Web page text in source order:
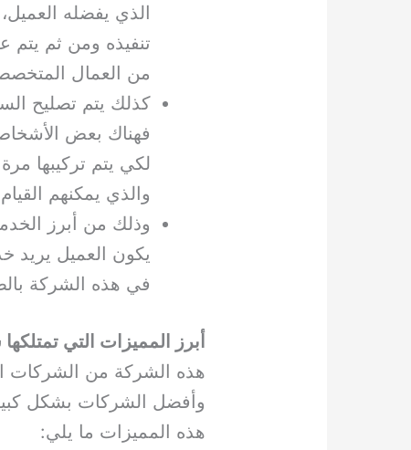
الذي يفضله
تنفيذه ومن ثم
من العمال
كذلك يتم تصليح
فهناك بعض
لكي يتم تركيبها
والذي يمكنهم
وذلك من أبرز
يكون العميل يريد
في هذه الشركة
أبرز المميزات التي
هذه الشركة من الشركات
وأفضل الشركات بشكل كبير
هذه المميزات ما يلي: